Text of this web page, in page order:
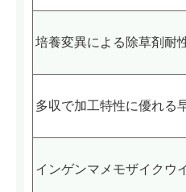
培養変異による除草剤耐
多収で加工特性に優れる
インゲンマメモザイクウ